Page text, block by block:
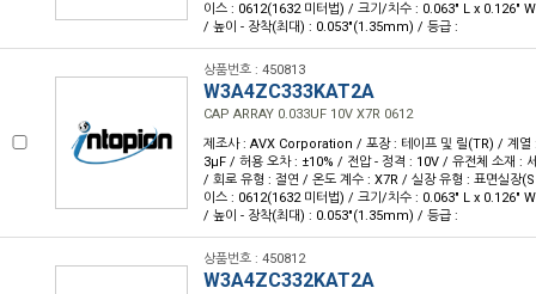
이스 : 0612(1632 미터법) / 크기/치수 : 0.063" L x 0.126"
/ 높이 - 장착(최대) : 0.053"(1.35mm) / 등급 :
상품번호 : 450813
W3A4ZC333KAT2A
CAP ARRAY 0.033UF 10V X7R 0612
제조사 : AVX Corporation / 포장 : 테이프 및 릴(TR) / 계열
3µF / 허용 오차 : ±10% / 전압 - 정격 : 10V / 유전체 소재 :
/ 회로 유형 : 절연 / 온도 계수 : X7R / 실장 유형 : 표면실장
이스 : 0612(1632 미터법) / 크기/치수 : 0.063" L x 0.126"
/ 높이 - 장착(최대) : 0.053"(1.35mm) / 등급 :
상품번호 : 450812
W3A4ZC332KAT2A